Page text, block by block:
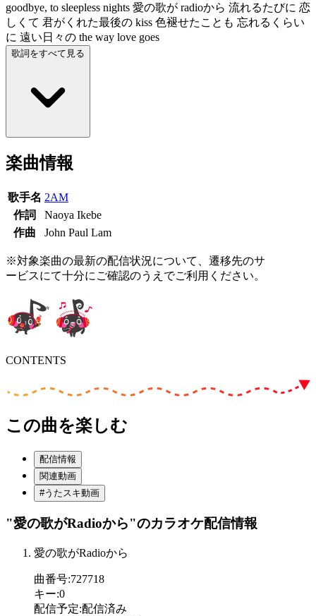
goodbye, to sleepless nights 愛の歌が radioから 流れるたびに 恋
しくて 君がくれた最後の kiss 色褪せたことも 忘れるくらい
に 遠い日々の the way love goes
歌詞をすべて見る
楽曲情報
歌手名 2AM
作詞
Naoya Ikebe
作曲
John Paul Lam
※対象楽曲の最新の配信状況について、遷移先のサ
ービスにて十分にご確認のうえでご利用ください。
CONTENTS
この曲を楽しむ
配信情報
関連動画
#うたスキ動画
"愛の歌がRadioから"のカラオケ配信情報
愛の歌がRadioから
曲番号:727718
キー:0
配信予定:配信済み